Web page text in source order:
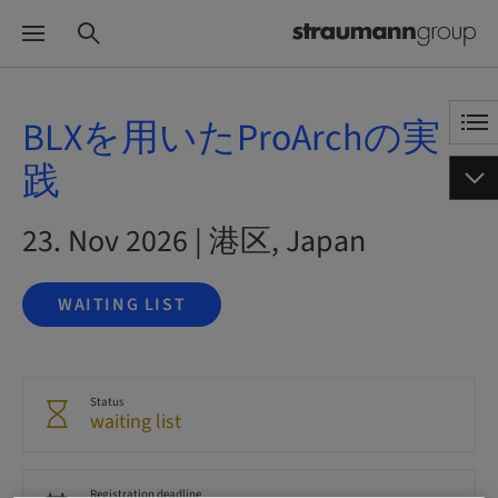
BLXを用いたProArchの実
践
23. Nov 2026 | 港区, Japan
WAITING LIST
Status
waiting list
Registration deadline